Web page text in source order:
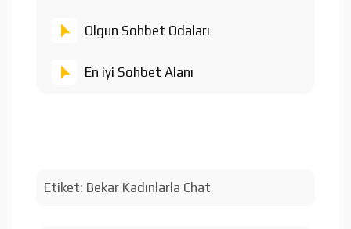
Olgun Sohbet Odaları
En iyi Sohbet Alanı
Etiket: Bekar Kadınlarla Chat